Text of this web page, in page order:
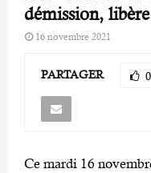
démission,
16 novembre 2021
PARTAGER 0
Ce mardi 16